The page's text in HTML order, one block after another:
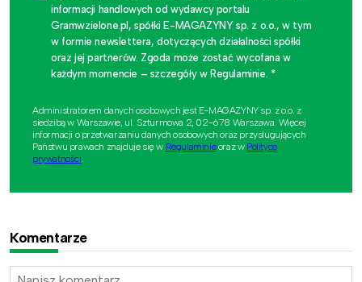
informacji handlowych od wydawcy portalu
Gramwzielone.pl, spółki E-MAGAZYNY sp. z o.o., w tym
w formie newslettera, dotyczących działalności spółki
oraz jej partnerów. Zgoda może zostać wycofana w
każdym momencie – szczegóły w Regulaminie. *
Administratorem danych osobowych jest E-MAGAZYNY sp. z o.o. z
siedzibą w Warszawie, ul. Szturmowa 2, 02-678 Warszawa. Więcej
informacji o przetwarzaniu danych osobowych oraz przysługujących
Państwu prawach znajduje się w Regulaminieoraz w Polityce
prywatności.
Komentarze